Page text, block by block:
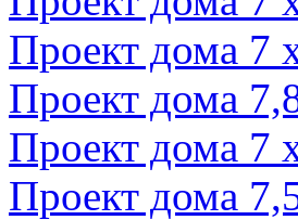
Проект дома 7
Проект дома
Проект дома 7
Проект дома